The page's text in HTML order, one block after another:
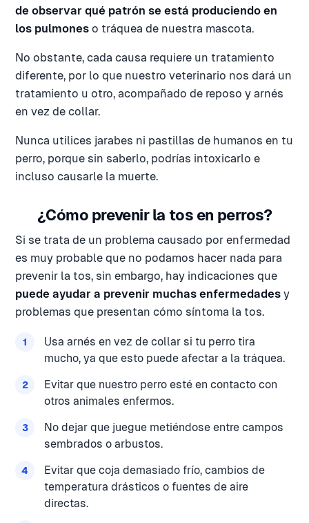
de observar qué patrón se está produciendo en
los pulmones o tráquea de nuestra mascota.
No obstante, cada causa requiere un tratamiento
diferente, por lo que nuestro veterinario nos dará un
tratamiento u otro, acompañado de reposo y arnés
en vez de collar.
Nunca utilices jarabes ni pastillas de humanos en tu
perro, porque sin saberlo, podrías intoxicarlo e
incluso causarle la muerte.
¿Cómo prevenir la tos en perros?
Si se trata de un problema causado por enfermedad
es muy probable que no podamos hacer nada para
prevenir la tos, sin embargo, hay indicaciones que
puede ayudar a prevenir muchas enfermedades y
problemas que presentan cómo síntoma la tos.
Usa arnés en vez de collar si tu perro tira
mucho, ya que esto puede afectar a la tráquea.
Evitar que nuestro perro esté en contacto con
otros animales enfermos.
No dejar que juegue metiéndose entre campos
sembrados o arbustos.
Evitar que coja demasiado frío, cambios de
temperatura drásticos o fuentes de aire
directas.